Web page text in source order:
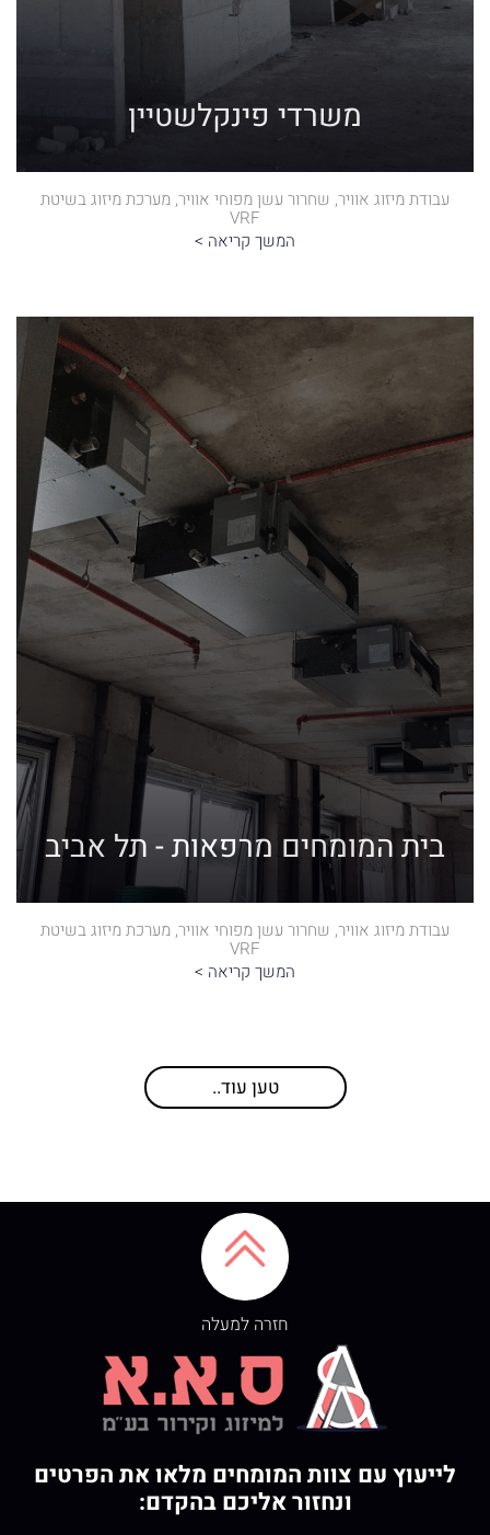
משרדי פינקלשטיין
עבודת מיזוג אוויר, שחרור עשן מפוחי אוויר, מערכת מיזוג בשיטת
VRF
המשך קריאה >
בית המומחים מרפאות - תל אביב
עבודת מיזוג אוויר, שחרור עשן מפוחי אוויר, מערכת מיזוג בשיטת
VRF
המשך קריאה >
טען עוד..
חזרה למעלה
לייעוץ עם צוות המומחים מלאו את הפרטים
ונחזור אליכם בהקדם: